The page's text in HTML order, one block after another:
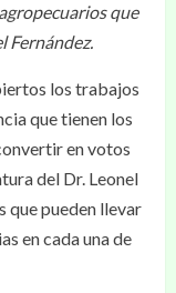
que
Fernández.
los trabajos
que tienen los
en votos
del Dr. Leonel
que pueden llevar
en cada una de